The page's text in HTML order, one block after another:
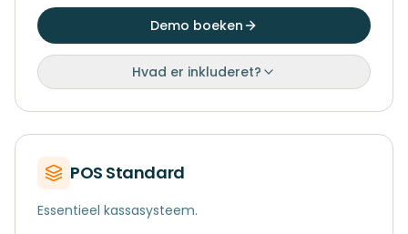
Demo boeken
Hvad er inkluderet?
POS Standard
Essentieel kassasysteem.